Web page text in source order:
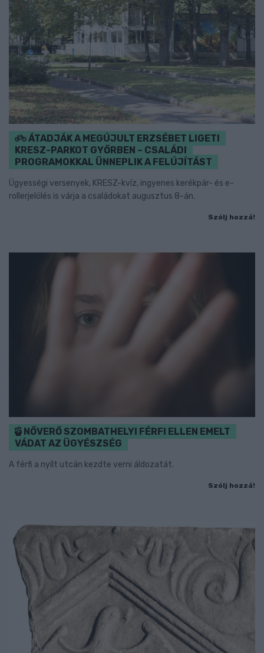
ÁTADJÁK A MEGÚJULT ERZSÉBET LIGETI
KRESZ-PARKOT GYŐRBEN – CSALÁDI
PROGRAMOKKAL ÜNNEPLIK A FELÚJÍTÁST
Ügyességi versenyek, KRESZ-kvíz, ingyenes kerékpár- és e-
rollerjelölés is várja a családokat augusztus 8-án.
Szólj hozzá!
NŐVERŐ SZOMBATHELYI FÉRFI ELLEN EMELT
VÁDAT AZ ÜGYÉSZSÉG
A férfi a nyílt utcán kezdte verni áldozatát.
Szólj hozzá!